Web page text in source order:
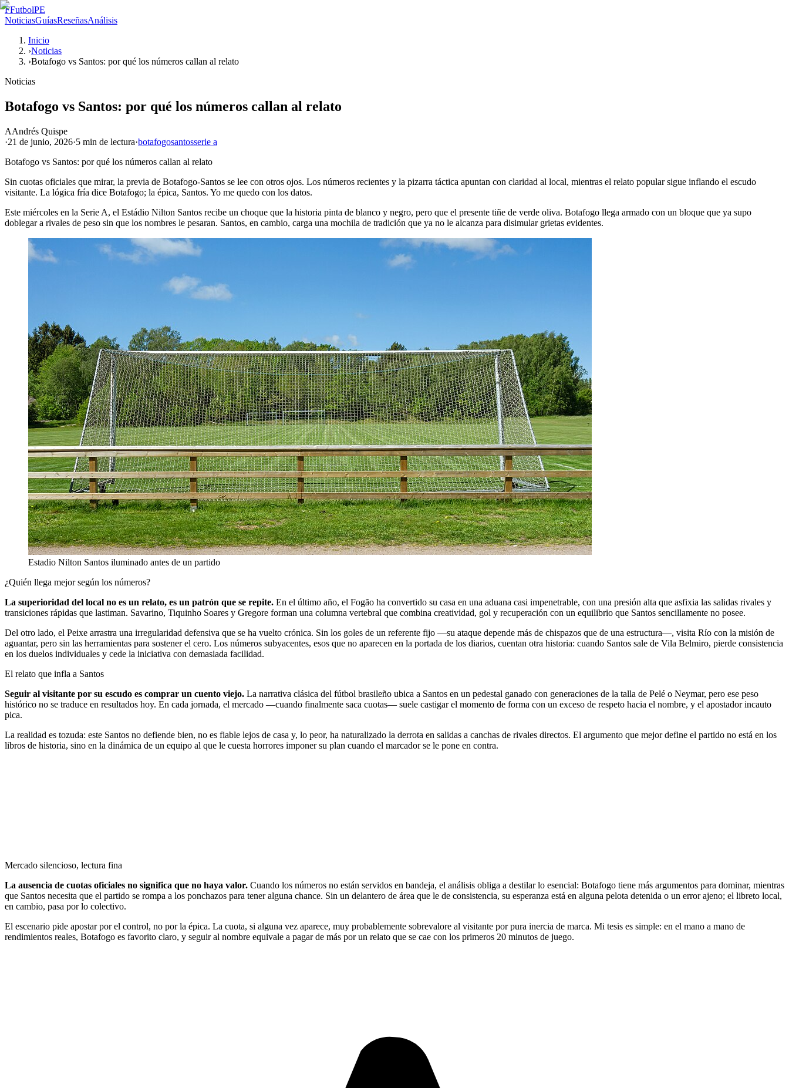
FFutbolPE
NoticiasGuíasReseñasAnálisis
Inicio
›Noticias
›Botafogo vs Santos: por qué los números callan al relato
Noticias
Botafogo vs Santos: por qué los números callan al relato
AAndrés Quispe
·21 de junio, 2026·5 min de lectura·botafogosantosserie a
Botafogo vs Santos: por qué los números callan al relato
Sin cuotas oficiales que mirar, la previa de Botafogo-Santos se lee con otros ojos. Los números recientes y la pizarra táctica apuntan con claridad al local, mientras el relato popular sigue inflando el escudo
visitante. La lógica fría dice Botafogo; la épica, Santos. Yo me quedo con los datos.
Este miércoles en la Serie A, el Estádio Nilton Santos recibe un choque que la historia pinta de blanco y negro, pero que el presente tiñe de verde oliva. Botafogo llega armado con un bloque que ya supo
doblegar a rivales de peso sin que los nombres le pesaran. Santos, en cambio, carga una mochila de tradición que ya no le alcanza para disimular grietas evidentes.
Estadio Nilton Santos iluminado antes de un partido
¿Quién llega mejor según los números?
La superioridad del local no es un relato, es un patrón que se repite. En el último año, el Fogão ha convertido su casa en una aduana casi impenetrable, con una presión alta que asfixia las salidas rivales y
transiciones rápidas que lastiman. Savarino, Tiquinho Soares y Gregore forman una columna vertebral que combina creatividad, gol y recuperación con un equilibrio que Santos sencillamente no posee.
Del otro lado, el Peixe arrastra una irregularidad defensiva que se ha vuelto crónica. Sin los goles de un referente fijo —su ataque depende más de chispazos que de una estructura—, visita Río con la misión de
aguantar, pero sin las herramientas para sostener el cero. Los números subyacentes, esos que no aparecen en la portada de los diarios, cuentan otra historia: cuando Santos sale de Vila Belmiro, pierde consistencia
en los duelos individuales y cede la iniciativa con demasiada facilidad.
El relato que infla a Santos
Seguir al visitante por su escudo es comprar un cuento viejo. La narrativa clásica del fútbol brasileño ubica a Santos en un pedestal ganado con generaciones de la talla de Pelé o Neymar, pero ese peso
histórico no se traduce en resultados hoy. En cada jornada, el mercado —cuando finalmente saca cuotas— suele castigar el momento de forma con un exceso de respeto hacia el nombre, y el apostador incauto
pica.
La realidad es tozuda: este Santos no defiende bien, no es fiable lejos de casa y, lo peor, ha naturalizado la derrota en salidas a canchas de rivales directos. El argumento que mejor define el partido no está en los
libros de historia, sino en la dinámica de un equipo al que le cuesta horrores imponer su plan cuando el marcador se le pone en contra.
Mercado silencioso, lectura fina
La ausencia de cuotas oficiales no significa que no haya valor. Cuando los números no están servidos en bandeja, el análisis obliga a destilar lo esencial: Botafogo tiene más argumentos para dominar, mientras
que Santos necesita que el partido se rompa a los ponchazos para tener alguna chance. Sin un delantero de área que le de consistencia, su esperanza está en alguna pelota detenida o un error ajeno; el libreto local,
en cambio, pasa por lo colectivo.
El escenario pide apostar por el control, no por la épica. La cuota, si alguna vez aparece, muy probablemente sobrevalore al visitante por pura inercia de marca. Mi tesis es simple: en el mano a mano de
rendimientos reales, Botafogo es favorito claro, y seguir al nombre equivale a pagar de más por un relato que se cae con los primeros 20 minutos de juego.